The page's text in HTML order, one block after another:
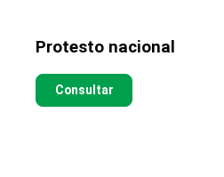
Protesto nacional
Consultar